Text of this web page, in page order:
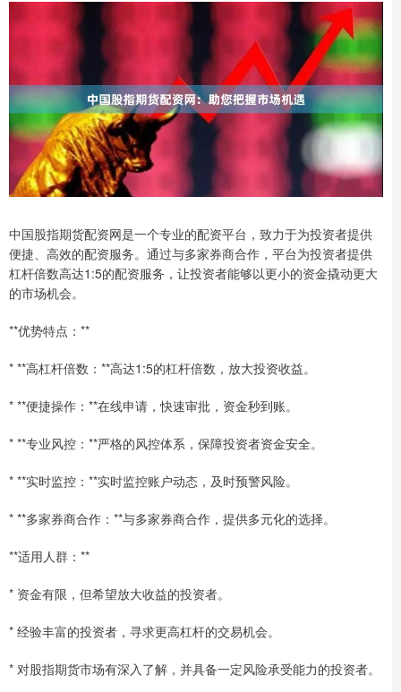
中国股指期货配资网是一个专业的配资平台，致力于为投资者提供
便捷、高效的配资服务。通过与多家券商合作，平台为投资者提供
杠杆倍数高达1:5的配资服务，让投资者能够以更小的资金撬动更大
的市场机会。
**优势特点：**
* **高杠杆倍数：**高达1:5的杠杆倍数，放大投资收益。
* **便捷操作：**在线申请，快速审批，资金秒到账。
* **专业风控：**严格的风控体系，保障投资者资金安全。
* **实时监控：**实时监控账户动态，及时预警风险。
* **多家券商合作：**与多家券商合作，提供多元化的选择。
**适用人群：**
* 资金有限，但希望放大收益的投资者。
* 经验丰富的投资者，寻求更高杠杆的交易机会。
* 对股指期货市场有深入了解，并具备一定风险承受能力的投资者。